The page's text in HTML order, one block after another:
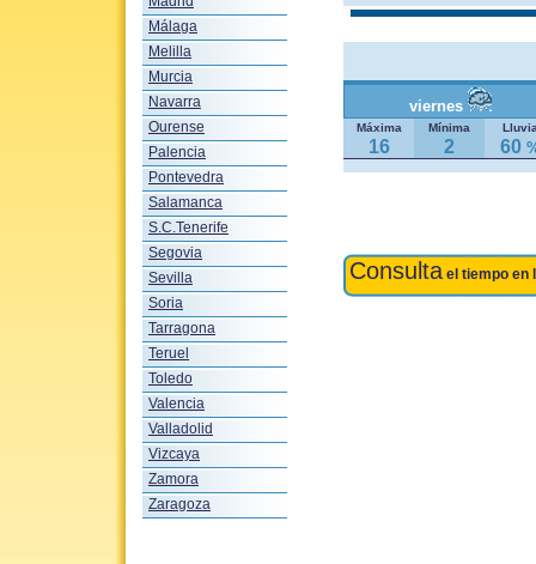
Málaga
Melilla
Murcia
Navarra
Ourense
Palencia
Pontevedra
Salamanca
S.C.Tenerife
Segovia
Sevilla
Soria
Tarragona
Teruel
Toledo
Valencia
Valladolid
Vizcaya
Zamora
Zaragoza
viernes
Máxima Mínima
16 2 60
Consulta el tiempo en